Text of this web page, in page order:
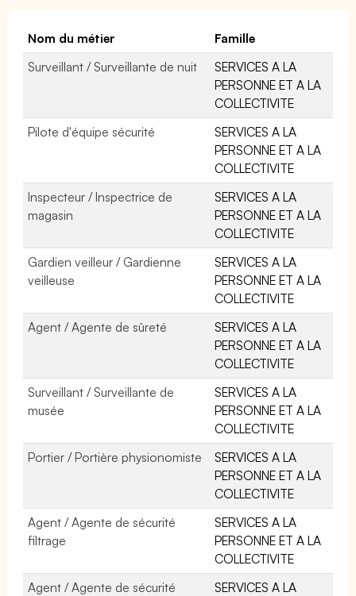
Nom du métier
Famille
Surveillant / Surveillante de nuit
SERVICES A LA
PERSONNE ET A LA
COLLECTIVITE
Pilote d'équipe sécurité
SERVICES A LA
PERSONNE ET A LA
COLLECTIVITE
Inspecteur / Inspectrice de
magasin
SERVICES A LA
PERSONNE ET A LA
COLLECTIVITE
Gardien veilleur / Gardienne
veilleuse
SERVICES A LA
PERSONNE ET A LA
COLLECTIVITE
Agent / Agente de sûreté
SERVICES A LA
PERSONNE ET A LA
COLLECTIVITE
Surveillant / Surveillante de
musée
SERVICES A LA
PERSONNE ET A LA
COLLECTIVITE
Portier / Portière physionomiste
SERVICES A LA
PERSONNE ET A LA
COLLECTIVITE
Agent / Agente de sécurité
filtrage
SERVICES A LA
PERSONNE ET A LA
COLLECTIVITE
Agent / Agente de sécurité
SERVICES A LA